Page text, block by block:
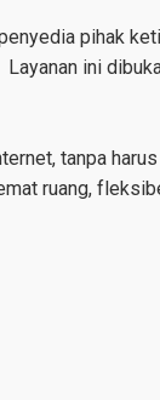
pihak
Layanan ini
tanpa
ruang,